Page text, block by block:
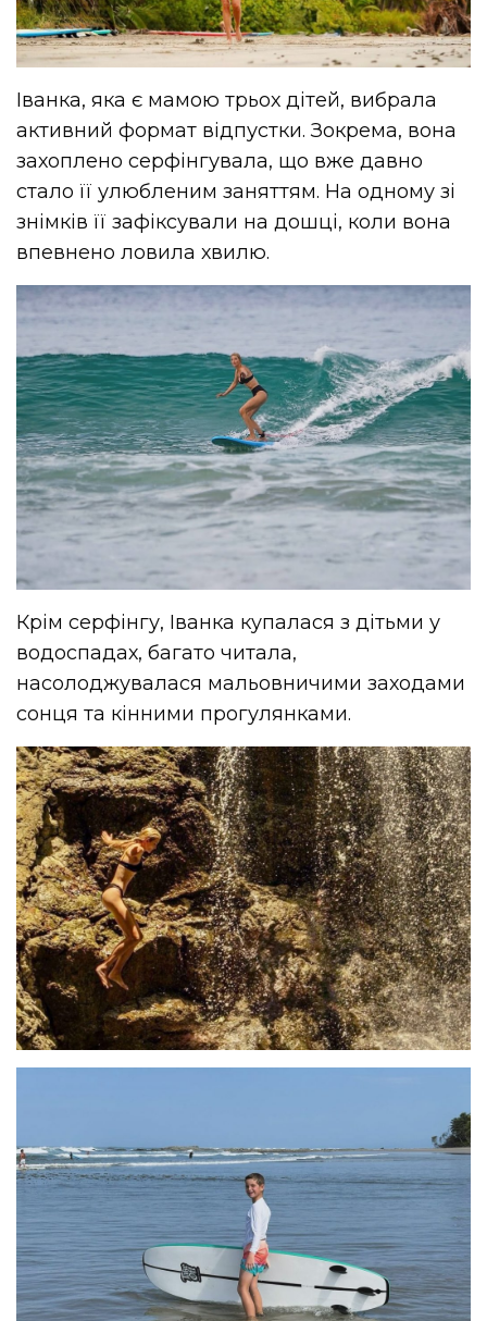
Іванка, яка є мамою трьох дітей, вибрала
активний формат відпустки. Зокрема, вона
захоплено серфінгувала, що вже давно
стало її улюбленим заняттям. На одному зі
знімків її зафіксували на дошці, коли вона
впевнено ловила хвилю.
Крім серфінгу, Іванка купалася з дітьми у
водоспадах, багато читала,
насолоджувалася мальовничими заходами
сонця та кінними прогулянками.